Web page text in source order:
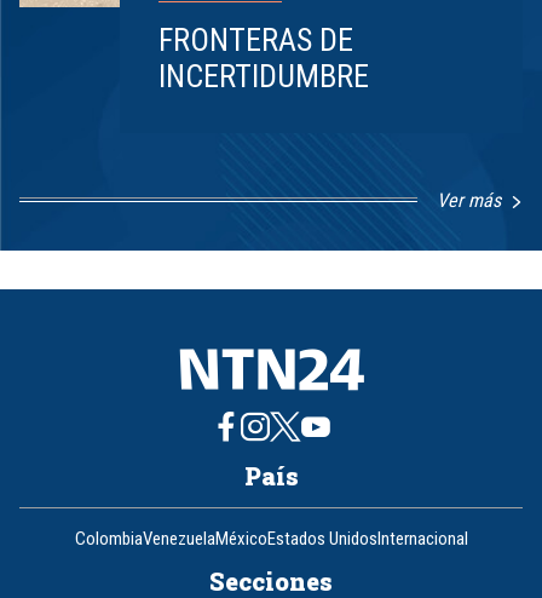
FRONTERAS DE
INCERTIDUMBRE
Ver más
8
País
ColombiaVenezuelaMéxicoEstados UnidosInternacional
Secciones